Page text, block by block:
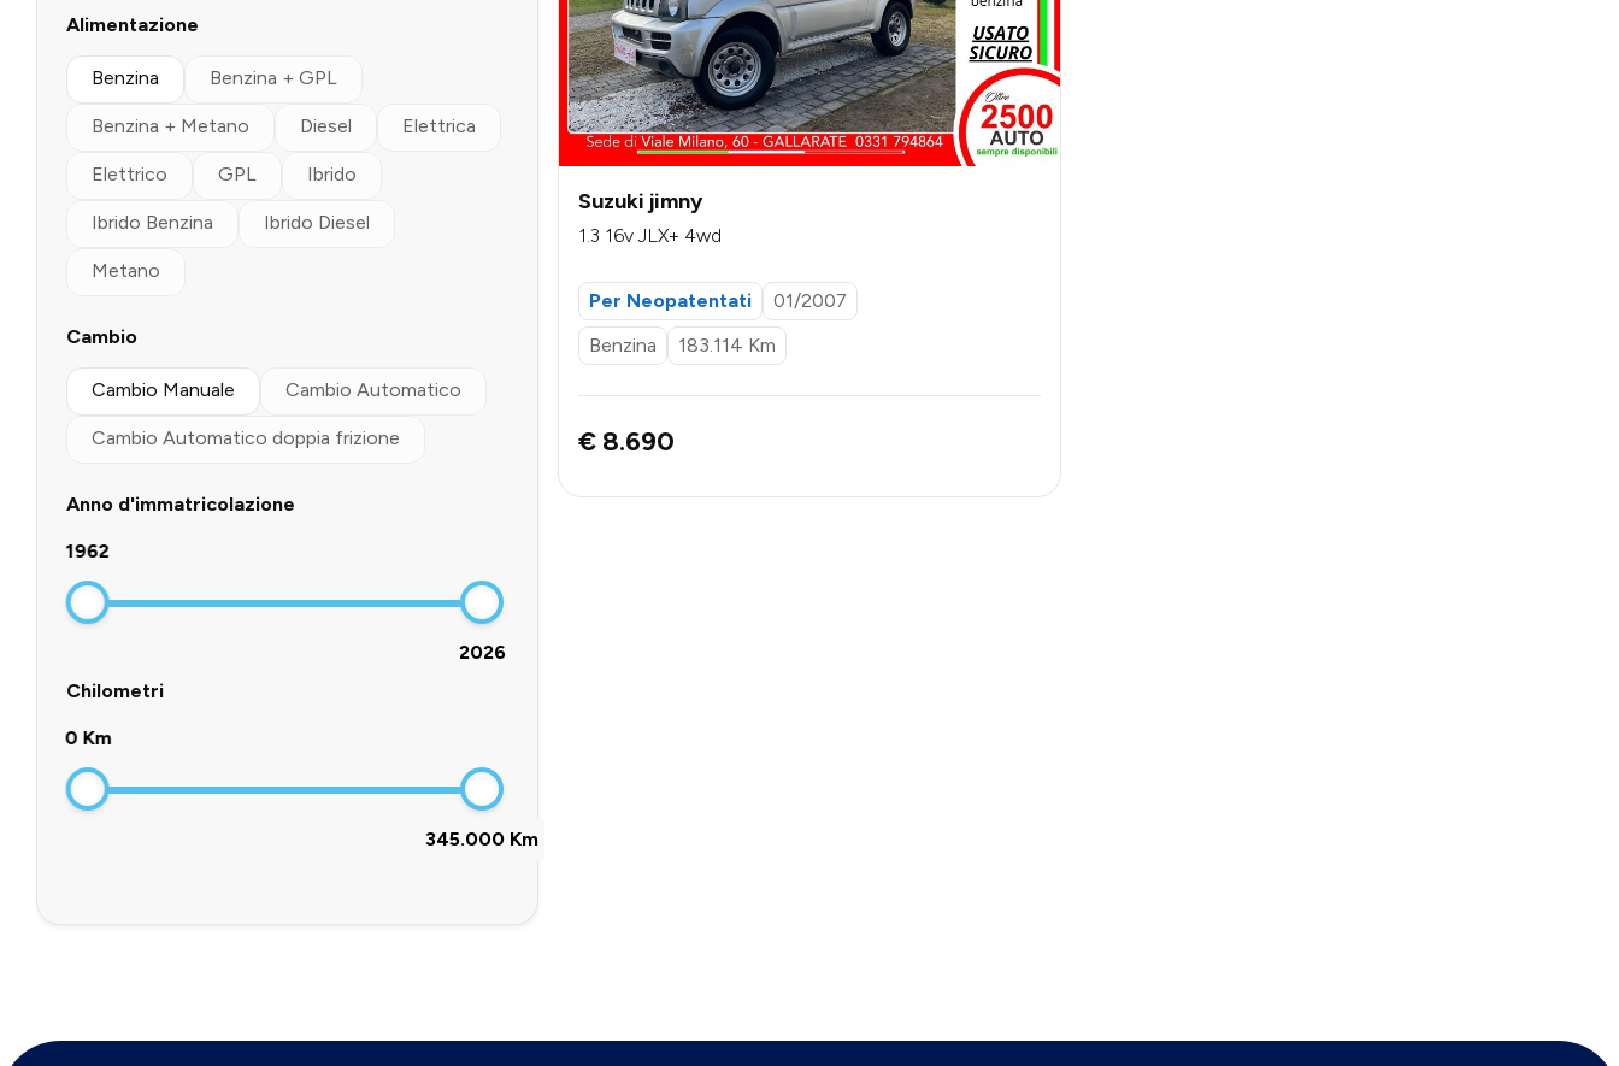
Alimentazione
Benzina Benzina + GPL
Benzina + Metano Diesel Elettrica
Elettrico GPL Ibrido
Ibrido Benzina Ibrido Diesel
Metano
Cambio
Cambio Manuale Cambio Automatico
Cambio Automatico doppia frizione
Anno d'immatricolazione
1962
2026
Chilometri
0 Km
345.000 Km
Suzuki jimny
1.3 16v JLX+ 4wd
Per Neopatentati
01/2007
Benzina
183.114 Km
€ 8.690